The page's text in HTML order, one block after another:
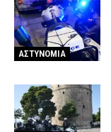
ΑΣΤΥΝΟΜΙΑ